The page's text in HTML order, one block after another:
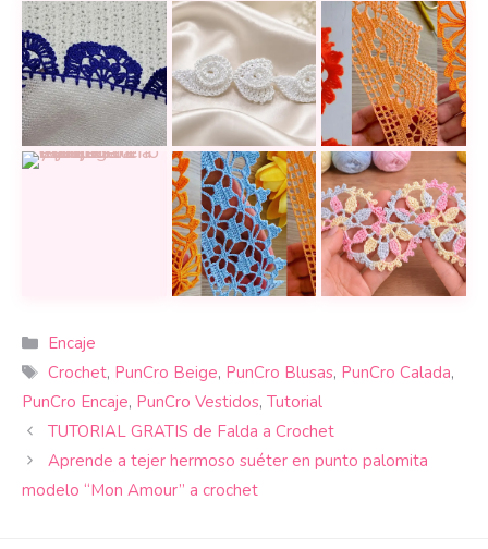
Una puntilla tejida con flores que puede darle un
Teje un Encaje de Corazón 3D y
10 encajes
Aprende a tejer un Encaje Irlandés Mariposa a
24 puntillas y encajes a crochet
Hermoso encaje
Categorías
Encaje
Etiquetas
Crochet, PunCro Beige, PunCro Blusas, PunCro Calada,
PunCro Encaje, PunCro Vestidos, Tutorial
TUTORIAL GRATIS de Falda a Crochet
Aprende a tejer hermoso suéter en punto palomita
modelo “Mon Amour” a crochet